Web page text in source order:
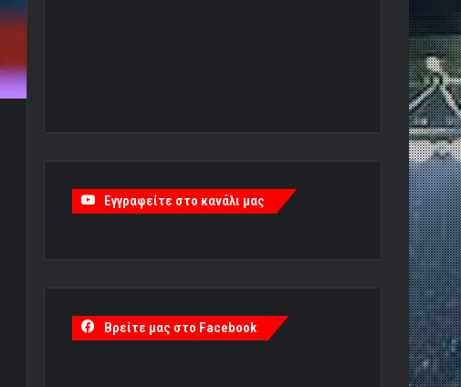
Εγγραφείτε στο κανάλι μας
Βρείτε μας στο Facebook